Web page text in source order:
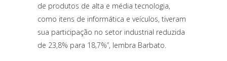
de produtos de alta e média tecnologia,
como itens de informática e veículos, tiveram
sua participação no setor industrial reduzida
de 23,8% para 18,7%”, lembra Barbato.